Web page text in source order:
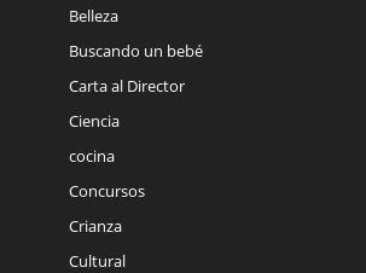
Belleza
Buscando un bebé
Carta al Director
Ciencia
cocina
Concursos
Crianza
Cultural